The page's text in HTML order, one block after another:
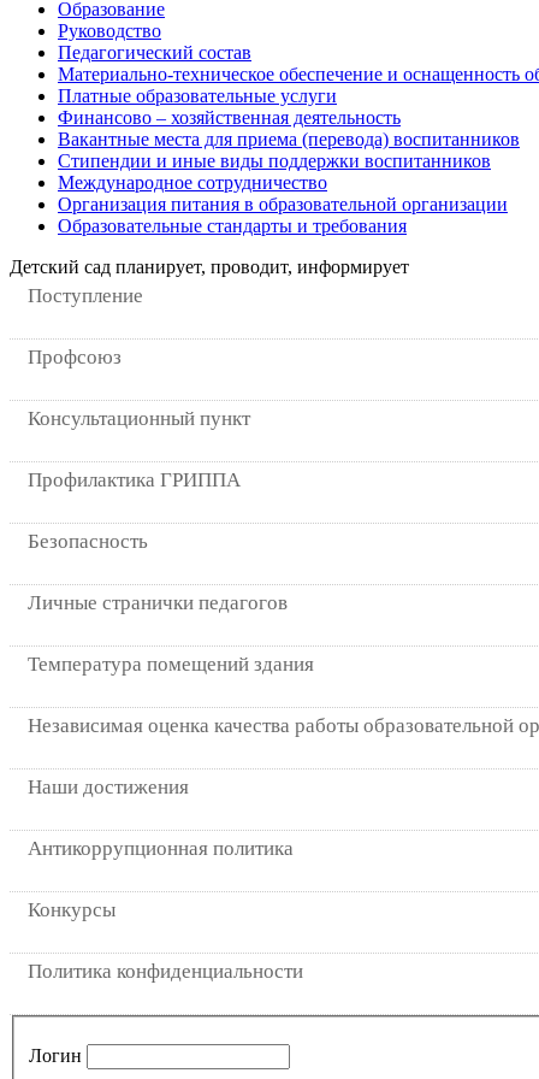
Образование
Руководство
Педагогический состав
Материально-техническое обеспечение и оснащенность
Платные образовательные услуги
Финансово – хозяйственная деятельность
Вакантные места для приема (перевода) воспитанников
Стипендии и иные виды поддержки воспитанников
Международное сотрудничество
Организация питания в образовательной организации
Образовательные стандарты и требования
Детский сад планирует, проводит, информирует
Поступление
Профсоюз
Консультационный пункт
Профилактика ГРИППА
Безопасность
Личные странички педагогов
Температура помещений здания
Независимая оценка качества работы образовательной
Наши достижения
Антикоррупционная политика
Конкурсы
Политика конфиденциальности
Логин